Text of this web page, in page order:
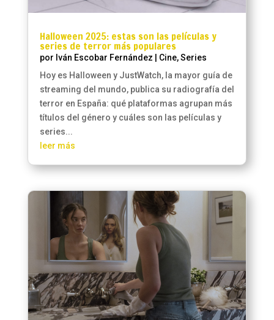
Halloween 2025: estas son las películas y
series de terror más populares
por Iván Escobar Fernández Cine,Series
Hoy es Halloween y JustWatch, la mayor guía de
streaming del mundo, publica su radiografía del
terror en España: qué plataformas agrupan más
títulos del género y cuáles son las películas y
series...
leer más